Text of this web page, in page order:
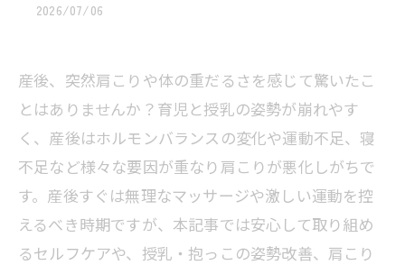
2026/07/06
産後、突然肩こりや体の重だるさを感じて驚いたこ
とはありませんか？育児と授乳の姿勢が崩れやす
く、産後はホルモンバランスの変化や運動不足、寝
不足など様々な要因が重なり肩こりが悪化しがちで
す。産後すぐは無理なマッサージや激しい運動を控
えるべき時期ですが、本記事では安心して取り組め
るセルフケアや、授乳・抱っこの姿勢改善、肩こり